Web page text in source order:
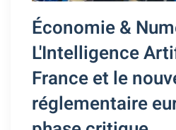
Économie &
L'Intelligence
France et le
réglementaire